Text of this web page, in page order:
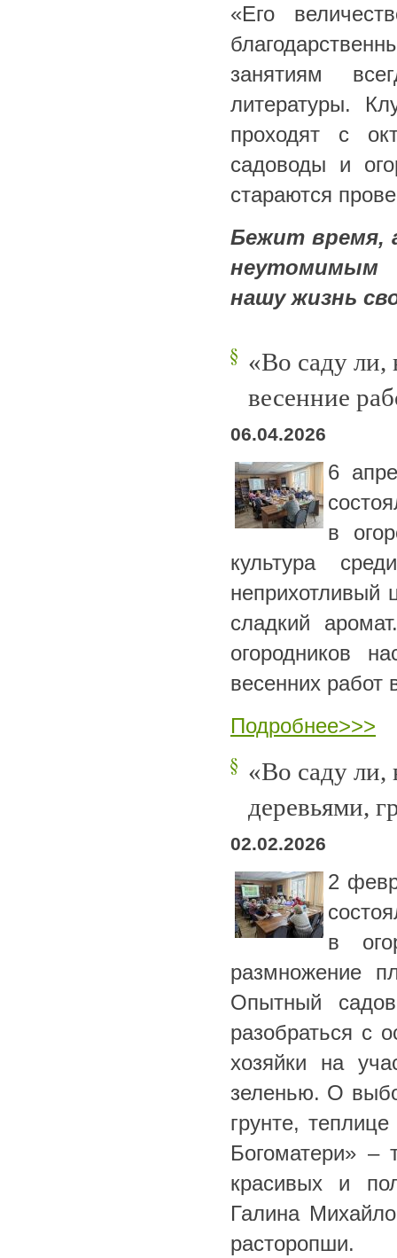
«Его
занятиям
литературы.
проходят с
садоводы и
стараются
Бежит время,
неутомимым
нашу жизнь
«Во саду ли,
весенние
06.04.2026
6
в
культура
неприхотливый
сладкий
огородников
весенних работ
Подробнее>>>
«Во саду ли,
деревьями,
02.02.2026
2
в
размножение
Опытный
разобраться с
хозяйки на
зеленью. О
грунте,
Богоматери» –
красивых и
Галина
расторопши.